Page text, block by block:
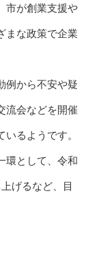
市が創業支援や
まな政策で企業
例から不安や疑
流会などを開催
るようです。
環として、令和
げるなど、目